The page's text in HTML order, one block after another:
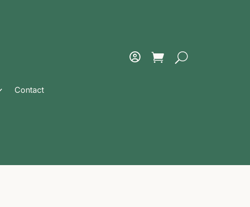
Contact